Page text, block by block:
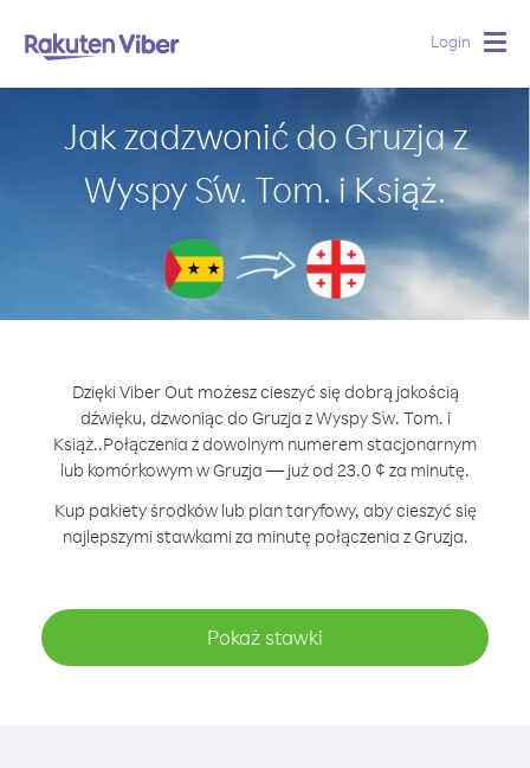
Login
Jak zadzwonić do Gruzja z
Wyspy Św. Tom. i Książ.
Dzięki Viber Out możesz cieszyć się dobrą jakością
dźwięku, dzwoniąc do Gruzja z Wyspy Św. Tom. i
Książ..Połączenia z dowolnym numerem stacjonarnym
lub komórkowym w Gruzja — już od 23.0 ¢ za minutę.
Kup pakiety środków lub plan taryfowy, aby cieszyć się
najlepszymi stawkami za minutę połączenia z Gruzja.
Pokaż stawki